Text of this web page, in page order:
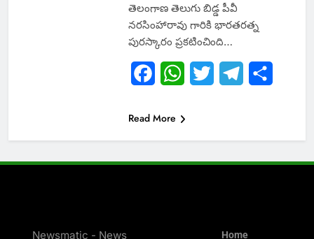
తెలంగాణ తెలుగు బిడ్డ పీవీ
నరసింహారావు గారికి భారతరత్న
పురస్కారం ప్రకటించింది…
FacebookWhatsApp
Twitter Telegram
Read More
Newsmatic - News Home